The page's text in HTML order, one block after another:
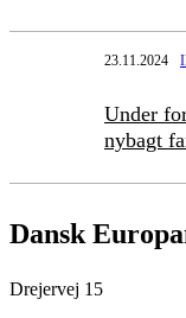
23.11.2024
Under
nybagt
Dansk
Drejervej 15